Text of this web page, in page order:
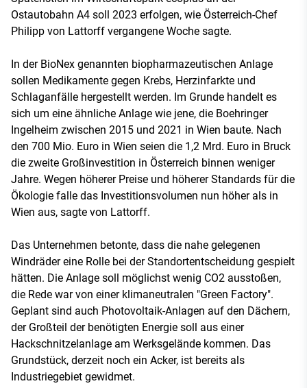
Ostautobahn A4 soll 2023 erfolgen, wie Österreich-Chef
Philipp von Lattorff vergangene Woche sagte.
In der BioNex genannten biopharmazeutischen Anlage
sollen Medikamente gegen Krebs, Herzinfarkte und
Schlaganfälle hergestellt werden. Im Grunde handelt es
sich um eine ähnliche Anlage wie jene, die Boehringer
Ingelheim zwischen 2015 und 2021 in Wien baute. Nach
den 700 Mio. Euro in Wien seien die 1,2 Mrd. Euro in Bruck
die zweite Großinvestition in Österreich binnen weniger
Jahre. Wegen höherer Preise und höherer Standards für die
Ökologie falle das Investitionsvolumen nun höher als in
Wien aus, sagte von Lattorff.
Das Unternehmen betonte, dass die nahe gelegenen
Windräder eine Rolle bei der Standortentscheidung gespielt
hätten. Die Anlage soll möglichst wenig CO2 ausstoßen,
die Rede war von einer klimaneutralen "Green Factory".
Geplant sind auch Photovoltaik-Anlagen auf den Dächern,
der Großteil der benötigten Energie soll aus einer
Hackschnitzelanlage am Werksgelände kommen. Das
Grundstück, derzeit noch ein Acker, ist bereits als
Industriegebiet gewidmet.